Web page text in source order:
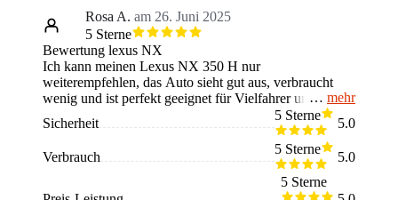
Rosa A. am 26. Juni 2025
5 Sterne
Bewertung lexus NX
Ich kann meinen Lexus NX 350 H nur
weiterempfehlen, das Auto sieht gut aus, verbraucht
wenig und ist perfekt geeignet für Vielfahrer und
Pendler, dazu ist die Qualität im Innenraum
überraschend gut. Allerdings finde ich, dass der Wagen
bisschen mehr PS haben könnten, allerdings ist das
Hybrid System echt ein Vorteil, dadurch verbraucht das
Auto viel weniger und somit in der Stadt nur 6l.
mehr
Sicherheit
5 Sterne
5.0
Verbrauch
5 Sterne
5.0
5 Sterne